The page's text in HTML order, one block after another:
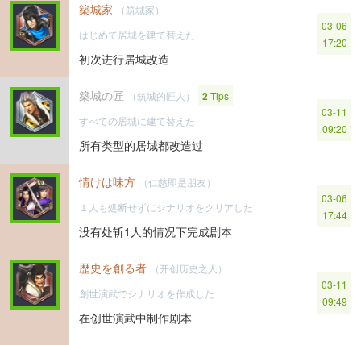
築城家
（筑城家）
はじめて居城を建て替えた
初次进行居城改造
03-06
17:20
築城の匠 （筑城的匠人） 2Tips
すべての居城に建て替えた
所有类型的居城都改造过
03-11
09:20
情けは味方
（仁慈即是朋友）
１人も処断せずにシナリオをクリアした
没有处斩1人的情况下完成剧本
03-06
17:44
歴史を創る者
（开创历史之人）
創世演武でシナリオを作成した
在创世演武中制作剧本
03-11
09:49